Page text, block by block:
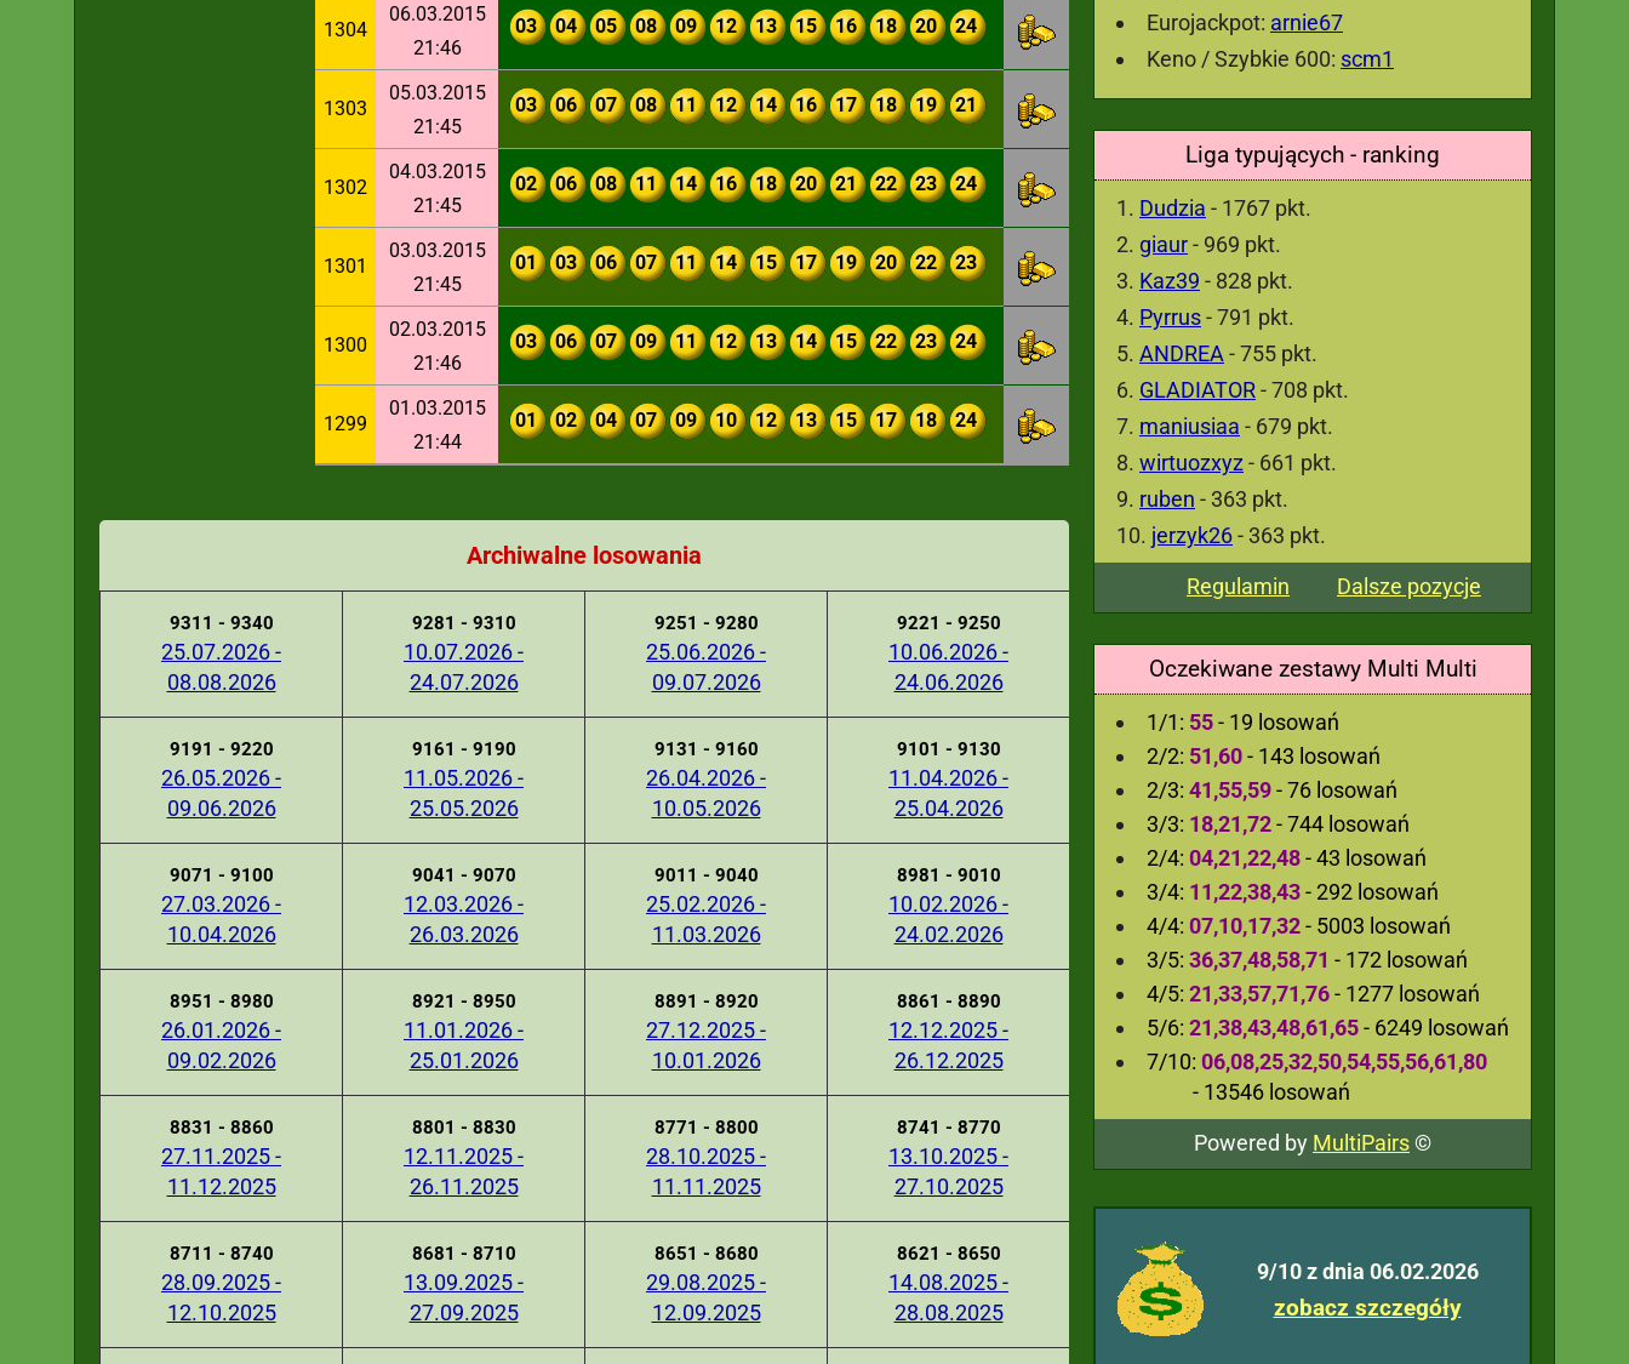
Eurojackpot: arnie67
Keno / Szybkie 600: scm1
Liga typujących - ranking
Dudzia - 1767 pkt.
giaur- 969 pkt.
Kaz39 - 828 pkt.
Pyrrus- 791 pkt.
ANDREA - 755 pkt.
GLADIATOR- 708 pkt.
maniusiaa - 679 pkt.
wirtuozxyz - 661 pkt.
ruben - 363 pkt.
jerzyk26- 363 pkt.
Regulamin
Dalsze pozycje
Oczekiwane zestawy Multi Multi
1/1: 55- 19 losowań
2/2: 51,60- 143 losowań
2/3: 41,55,59- 76 losowań
3/3: 18,21,72- 744 losowań
2/4: 04,21,22,48- 43 losowań
3/4: 11,22,38,43- 292 losowań
4/4: 07,10,17,32- 5003 losowań
3/5: 36,37,48,58,71 - 172 losowań
4/5: 21,33,57,71,76- 1277 losowań
5/6: 21,38,43,48,61,65- 6249 losowań
7/10: 06,08,25,32,50,54,55,56,61,80
- 13546 losowań
Powered by MultiPairs©
9/10 z dnia 06.02.2026
zobacz szczegóły
1304
06.03.2015
21:46
03 04 05 08 09 12 13 15 16 18 20 24
1303
05.03.2015
21:45
03 06 07 08 11 12 14 16 17 18 19 21
1302
04.03.2015
21:45
02 06 08 11 14 16 18 20 21 22 23 24
1301
03.03.2015
21:45
01 03 06 07 11 14 15 17 19 20 22 23
1300
02.03.2015
21:46
03 06 07 09 11 12 13 14 15 22 23 24
1299
01.03.2015
21:44
01 02 04 07 09 10 12 13 15 17 18 24
Archiwalne losowania
9311 - 9340
25.07.2026 -
08.08.2026
9281 - 9310
10.07.2026 -
24.07.2026
9251 - 9280
25.06.2026 -
09.07.2026
9221 - 9250
10.06.2026 -
24.06.2026
9191 - 9220
26.05.2026 -
09.06.2026
9161 - 9190
11.05.2026 -
25.05.2026
9131 - 9160
26.04.2026 -
10.05.2026
9101 - 9130
11.04.2026 -
25.04.2026
9071 - 9100
27.03.2026 -
10.04.2026
9041 - 9070
12.03.2026 -
26.03.2026
9011 - 9040
25.02.2026 -
11.03.2026
8981 - 9010
10.02.2026 -
24.02.2026
8951 - 8980
26.01.2026 -
09.02.2026
8921 - 8950
11.01.2026 -
25.01.2026
8891 - 8920
27.12.2025 -
10.01.2026
8861 - 8890
12.12.2025 -
26.12.2025
8831 - 8860
27.11.2025 -
11.12.2025
8801 - 8830
12.11.2025 -
26.11.2025
8771 - 8800
28.10.2025 -
11.11.2025
8741 - 8770
13.10.2025 -
27.10.2025
8711 - 8740
28.09.2025 -
12.10.2025
8681 - 8710
13.09.2025 -
27.09.2025
8651 - 8680
29.08.2025 -
12.09.2025
8621 - 8650
14.08.2025 -
28.08.2025